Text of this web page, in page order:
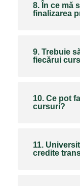
8. În ce mă
finalizarea
9. Trebuie
fiecărui
10. Ce pot
cursuri?
11.
credite